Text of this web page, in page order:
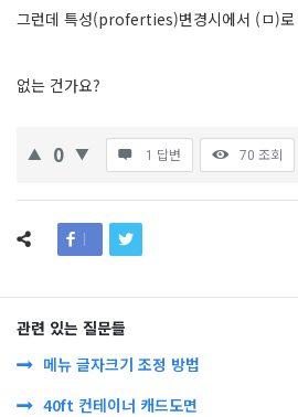
그런데 특성(proferties)변경시에서 (ㅁ)로
없는 건가요?
0 1 답변 70 조회
관련 있는 질문들
메뉴 글자크기 조정 방법
40ft 컨테이너 캐드도면